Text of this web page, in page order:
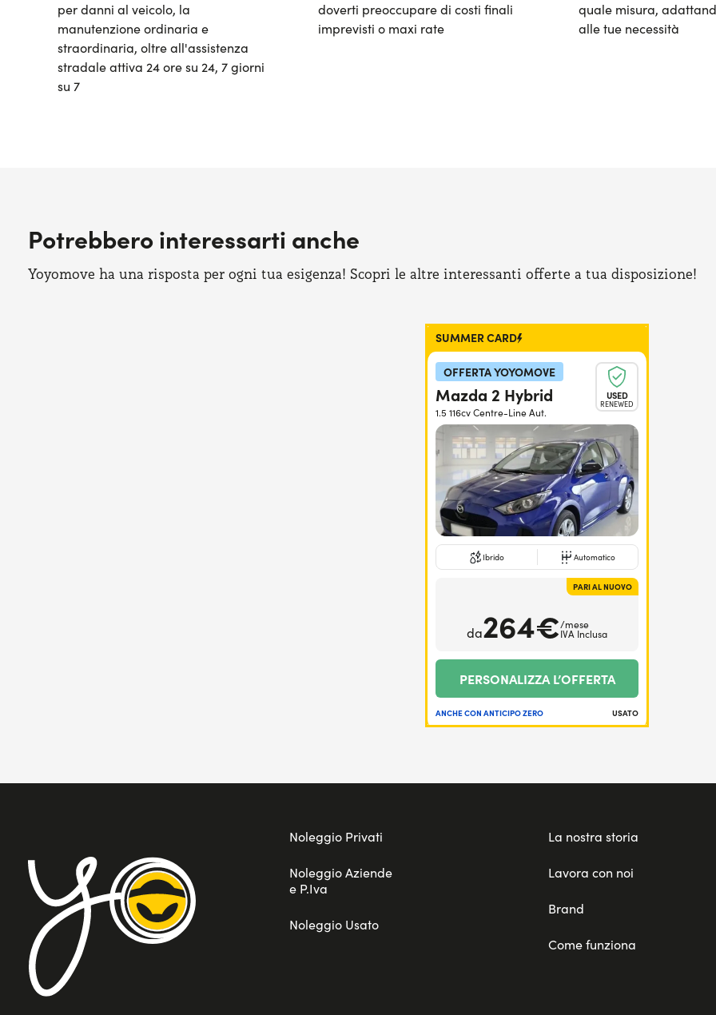
Sistema di frenata d'emergenza attiva
per danni al veicolo, la
manutenzione ordinaria e
straordinaria, oltre all'assistenza
stradale attiva 24 ore su 24, 7 giorni
su 7
doverti preoccupare di costi finali
imprevisti o maxi rate
quale misura,
alle tue necessità
Potrebbero interessarti anche
Yoyomove ha una risposta per ogni tua esigenza! Scopri le altre interessanti offerte a tua disposizione!
SUMMER CARD
OFFERTA YOYOMOVE
USED
RENEWED
Mazda 2 Hybrid
1.5 116cv Centre-Line Aut.
Ibrido Automatico
PARI AL NUOVO
da264€/mese
IVA Inclusa
PERSONALIZZA L’OFFERTA
ANCHE CON ANTICIPO ZERO USATO
Noleggio Privati
Noleggio Aziende
e P.Iva
Noleggio Usato
La nostra storia
Lavora con noi
Brand
Come funziona